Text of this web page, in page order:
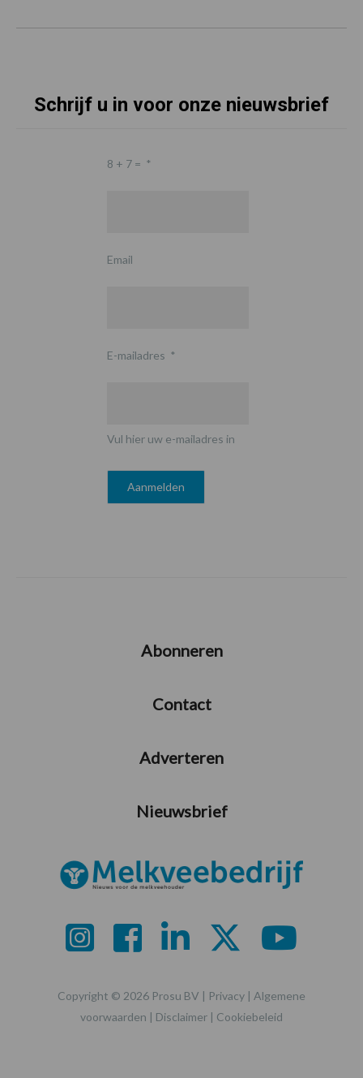
Schrijf u in voor onze nieuwsbrief
8 + 7 = *
Email
E-mailadres *
Vul hier uw e-mailadres in
Abonneren
Contact
Adverteren
Nieuwsbrief
Copyright © 2026 Prosu BV | Privacy | Algemene
voorwaarden | Disclaimer | Cookiebeleid